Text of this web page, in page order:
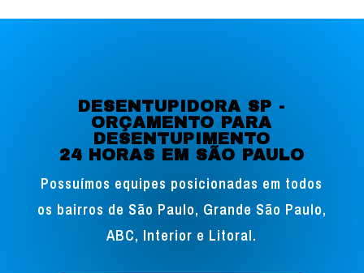
DESENTUPIDORA SP -
ORÇAMENTO PARA
DESENTUPIMENTO
24 HORAS EM SÃO PAULO
Possuímos equipes posicionadas em todos
os bairros de São Paulo, Grande São Paulo,
ABC, Interior e Litoral.